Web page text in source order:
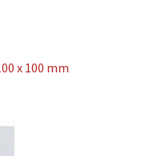
x 100 mm